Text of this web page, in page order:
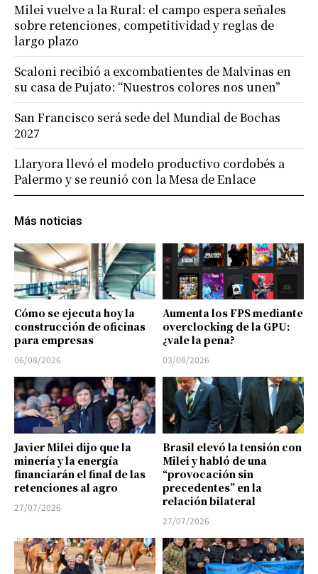
Más noticias
Cómo se ejecuta hoy la
construcción de oficinas
para empresas
06/08/2026
Aumenta los FPS mediante
overclocking de la GPU:
¿vale la pena?
03/08/2026
Javier Milei dijo que la
minería y la energía
financiarán el final de las
retenciones al agro
27/07/2026
Brasil elevó la tensión con
Milei y habló de una
“provocación sin
precedentes” en la
relación bilateral
27/07/2026
Milei vuelve a la Rural: el campo espera señales
sobre retenciones, competitividad y reglas de
largo plazo
Scaloni recibió a excombatientes de Malvinas en
su casa de Pujato: “Nuestros colores nos unen”
San Francisco será sede del Mundial de Bochas
2027
Llaryora llevó el modelo productivo cordobés a
Palermo y se reunió con la Mesa de Enlace